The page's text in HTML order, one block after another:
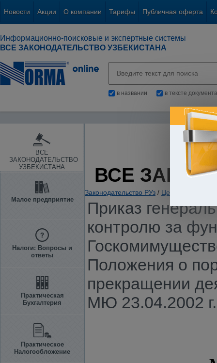
Новости Акции О компании Тарифы Публичная оферта
Информационно-поисковые и экспертные системы
ВСЕ ЗАКОНОДАТЕЛЬСТВО УЗБЕКИСТАНА
в названии в тексте документа
ВСЕ
ЗАКОНОДАТЕЛЬСТВО
УЗБЕКИСТАНА
Малое предприятие
Налоги: Вопросы и
ответы
Практическая
Бухгалтерия
Практическое
Налогообложение
ВСЕ
Законодательство РУз / Ценные бумаги.
Приказ
контролю за
Положения о
прекращении
МЮ 23.04.2002